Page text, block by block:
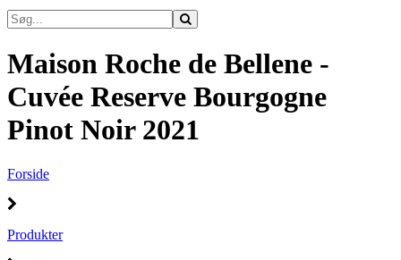
Maison Roche de Bellene -
Cuvée Reserve Bourgogne
Pinot Noir 2021
Forside
Produkter